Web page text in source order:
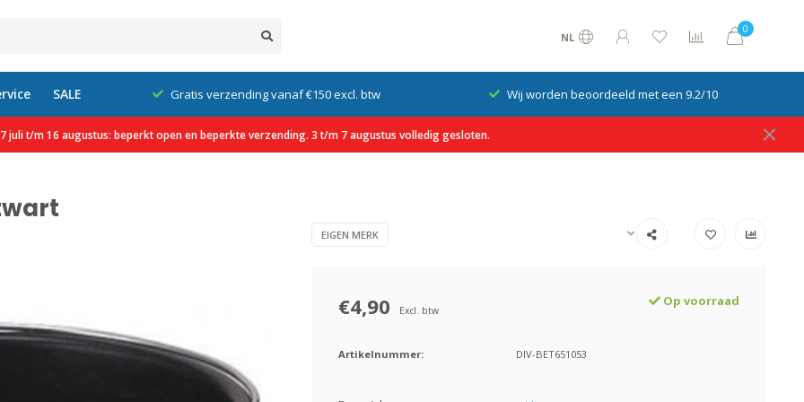
NL
0
SALE Gratis verzending vanaf €150 excl. btw Wij worden beoordeeld met een 9.2/10
juli t/m 16 augustus: beperkt open en beperkte verzending. 3 t/m 7 augustus volledig gesloten.
EIGEN MERK
€4,90 Excl. btw
Op voorraad
Artikelnummer: DIV-BET651053